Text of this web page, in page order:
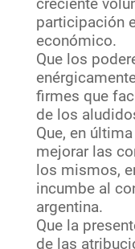
participación
económico.
Que los
firmes que
de los
Que, en
mejorar las
los mismos,
incumbe al
argentina.
Que la
de las